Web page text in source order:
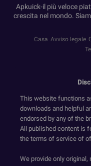
Apkuick-il più veloce
crescita nel mondo.
Casa Avviso legale
This website functions
downloads and helpful
endorsed by any of the
All published content is
the terms of service of
We provide only